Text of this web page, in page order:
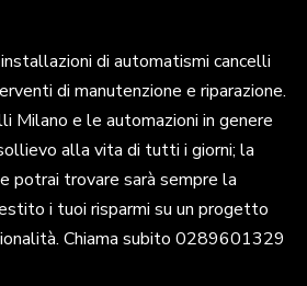
di automatismi cancelli
di manutenzione e riparazione.
Milano e le automazioni in genere
alla vita di tutti i giorni; la
potrai trovare sarà sempre la
i tuoi risparmi su un progetto
Chiama subito 0289601329